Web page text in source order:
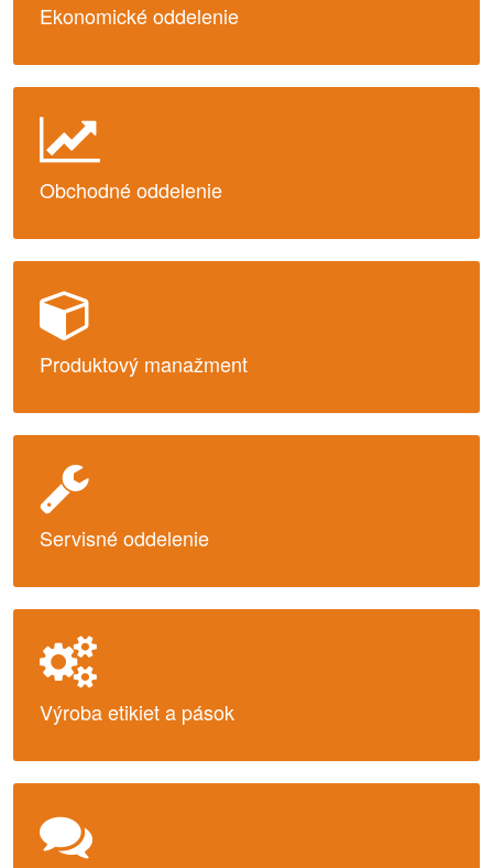
Ekonomické oddelenie
Obchodné oddelenie
Produktový manažment
Servisné oddelenie
Výroba etikiet a pások